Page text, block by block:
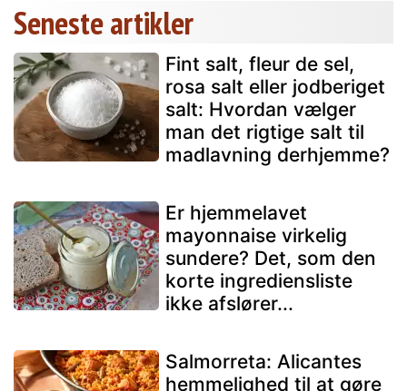
Seneste artikler
Fint salt, fleur de sel,
rosa salt eller jodberiget
salt: Hvordan vælger
man det rigtige salt til
madlavning derhjemme?
Er hjemmelavet
mayonnaise virkelig
sundere? Det, som den
korte ingrediensliste
ikke afslører...
Salmorreta: Alicantes
hemmelighed til at gøre